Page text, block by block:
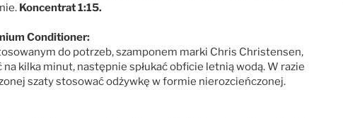
Koncentrat 1:15.
Conditioner:
do potrzeb, szamponem marki Chris Christensen,
kilka minut, następnie spłukać obficie letnią wodą. W razie
szaty stosować odżywkę w formie nierozcieńczonej.